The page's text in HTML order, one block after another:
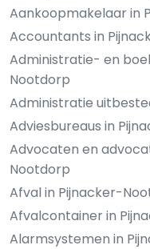
Aankoopmakelaar in
Accountants in
Administratie- en
Nootdorp
Administratie
Adviesbureaus in
Advocaten en
Nootdorp
Afval in Pijnacker-
Afvalcontainer in
Alarmsystemen in